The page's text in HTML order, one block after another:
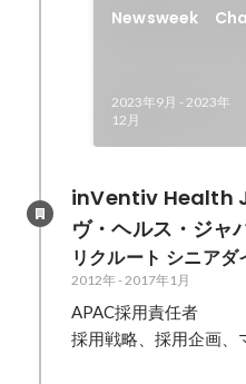
Newsweek
2023年9月 -2023年
12月
inVentiv Health
ヴ・ヘルス・ジャ
リクルート シニアダ
2012年-2017年1月
APAC採用責任者
採用戦略、採用企画、